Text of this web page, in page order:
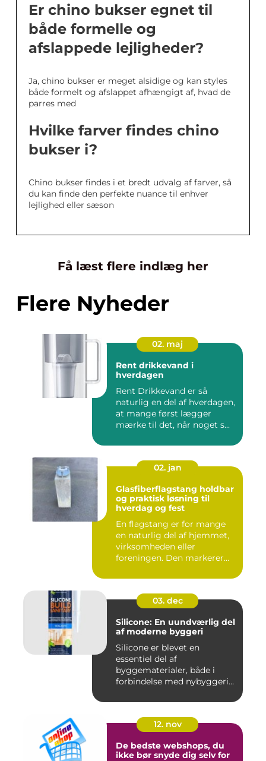
Er chino bukser egnet til
både formelle og
afslappede lejligheder?
Ja, chino bukser er meget alsidige og kan styles
både formelt og afslappet afhængigt af, hvad de
parres med
Hvilke farver findes chino
bukser i?
Chino bukser findes i et bredt udvalg af farver, så
du kan finde den perfekte nuance til enhver
lejlighed eller sæson
Få læst flere indlæg her
Flere Nyheder
02. maj
Rent drikkevand i
hverdagen
Rent Drikkevand er så
naturlig en del af hverdagen,
at mange først lægger
mærke til det, når noget s...
02. jan
Glasfiberflagstang holdbar
og praktisk løsning til
hverdag og fest
En flagstang er for mange
en naturlig del af hjemmet,
virksomheden eller
foreningen. Den markerer
03. dec
Silicone: En uundværlig del
af moderne byggeri
Silicone er blevet en
essentiel del af
byggematerialer, både i
forbindelse med nybyggeri
12. nov
De bedste webshops, du
ikke bør snyde dig selv for